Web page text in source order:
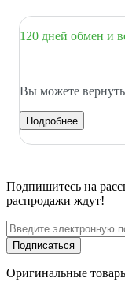
120 дней обмен и
Вы можете
Подробнее
Подпишитесь на
распродажи ждут!
Подписаться
Оригинальные